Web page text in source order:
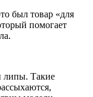
был товар «для
помогает
липы. Такие